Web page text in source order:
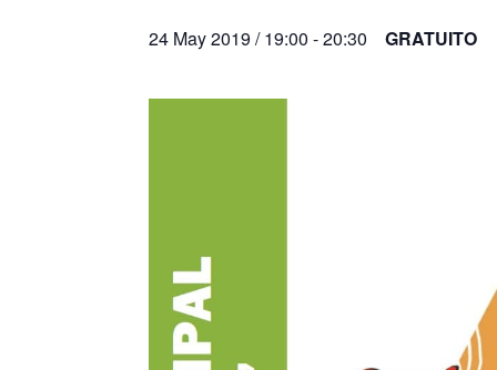
24 May 2019 / 19:00 -20:30 GRATUITO